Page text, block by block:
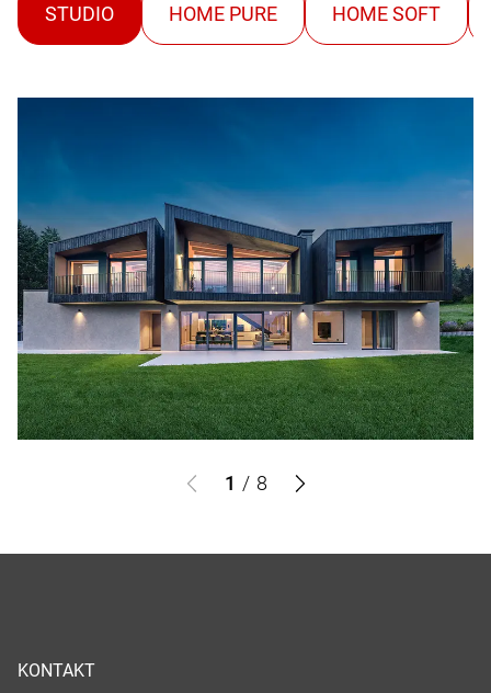
1 / 8
KONTAKT